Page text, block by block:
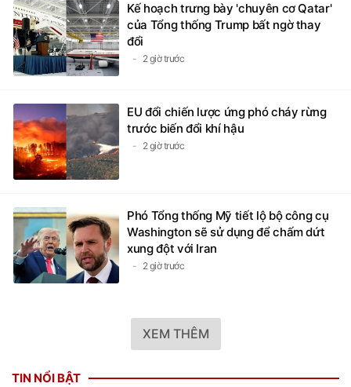
Kế hoạch trưng bày 'chuyên cơ Qatar'
của Tổng thống Trump bất ngờ thay
đổi
2 giờ trước
EU đổi chiến lược ứng phó cháy rừng
trước biến đổi khí hậu
2 giờ trước
Phó Tổng thống Mỹ tiết lộ bộ công cụ
Washington sẽ sử dụng để chấm dứt
xung đột với Iran
2 giờ trước
XEM THÊM
TIN NỔI BẬT